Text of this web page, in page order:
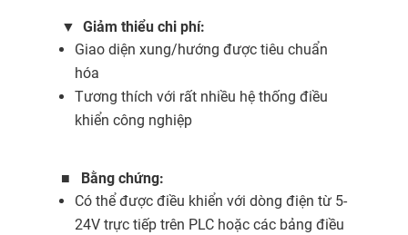
▼ Giảm thiểu chi phí:
Giao diện xung/hướng được tiêu chuẩn
hóa
Tương thích với rất nhiều hệ thống điều
khiển công nghiệp
■ Bằng chứng:
Có thể được điều khiển với dòng điện từ 5-
24V trực tiếp trên PLC hoặc các bảng điều